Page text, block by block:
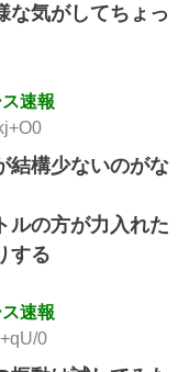
な気がしてちょっ
速報
結構少ないのがな
ルの方が力入れた
する
速報
0